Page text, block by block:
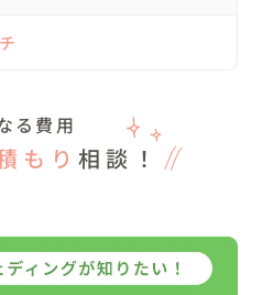
撮影をご提案させていただき
古墳群）に集合。
撮影開始。
がら海辺で撮影。
て
る費用
もり 相談！